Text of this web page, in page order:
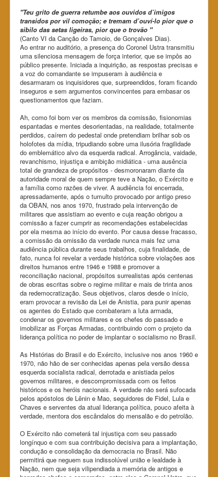
"Teu grito de guerra retumbe aos ouvidos d’imigos
transidos por vil comoção; e tremam d’ouví-lo pior que o
sibilo das setas ligeiras, pior que o trovão "
(Canto VI da Canção do Tamoio, de Gonçalves Dias).
Ao entrar no auditório, a presença do Coronel Ustra transmitiu
uma silenciosa mensagem de força interior, que se impôs ao
público presente. Iniciada a inquirição, as respostas precisas e
a voz do comandante se impuseram à audiência e
desarmaram os inquisidores que, surpreendidos, foram ficando
inseguros e sem argumentos convincentes para embasar os
questionamentos que faziam.
Ah, como foi bom ver os membros da comissão, fisionomias
espantadas e mentes desorientadas, na realidade, totalmente
perdidos, caírem do pedestal onde pretendiam brilhar sob os
holofotes da mídia, tripudiando sobre uma ilusória fragilidade
do emblemático alvo da esquerda radical. Arrogância, vaidade,
revanchismo, injustiça e ambição midiática - uma ausência
total de grandeza de propósitos - desmoronaram diante da
autoridade moral de quem sempre teve a Nação, o Exército e
a família como razões de viver. A audiência foi encerrada,
apressadamente, após o tumulto provocado por antigo preso
da OBAN, nos anos 1970, frustrado pela intervenção de
militares que assistiam ao evento e cuja reação obrigou a
comissão a fazer cumprir as recomendações estabelecidas
por ela mesma ao início do evento. Por causa desse fracasso,
a comissão da omissão da verdade nunca mais fez uma
audiência pública durante seus trabalhos, cuja finalidade, de
fato, nunca foi revelar a verdade histórica sobre violações aos
direitos humanos entre 1946 e 1988 e promover a
reconciliação nacional, propósitos surrealistas após centenas
de obras escritas sobre o regime militar e mais de trinta anos
da redemocratização. Seus objetivos, claros desde o início,
eram provocar a revisão da Lei de Anistia, para punir apenas
os agentes do Estado que combateram a luta armada,
condenar os governos militares e os chefes do passado e
imobilizar as Forças Armadas, contribuindo com o projeto da
liderança política no poder de implantar o socialismo no Brasil.
As Histórias do Brasil e do Exército, inclusive nos anos 1960 e
1970, não hão de ser conhecidas apenas pela versão dessa
esquerda socialista radical, derrotada e anistiada pelos
governos militares, e descompromissada com os feitos
históricos e os heróis nacionais. A verdade não será sufocada
pelos apóstolos de Lênin e Mao, seguidores de Fidel, Lula e
Chaves e serventes da atual liderança política, pouco afeita à
verdade, mentora dos escândalos do mensalão e do petrolão.
O Exército não cometerá tal injustiça com seu passado
longínquo e com sua contribuição decisiva para a implantação,
condução e consolidação da democracia no Brasil. Não
permitirá que neguem sua indissolúvel união e lealdade à
Nação, nem que seja vilipendiada a memória de antigos e